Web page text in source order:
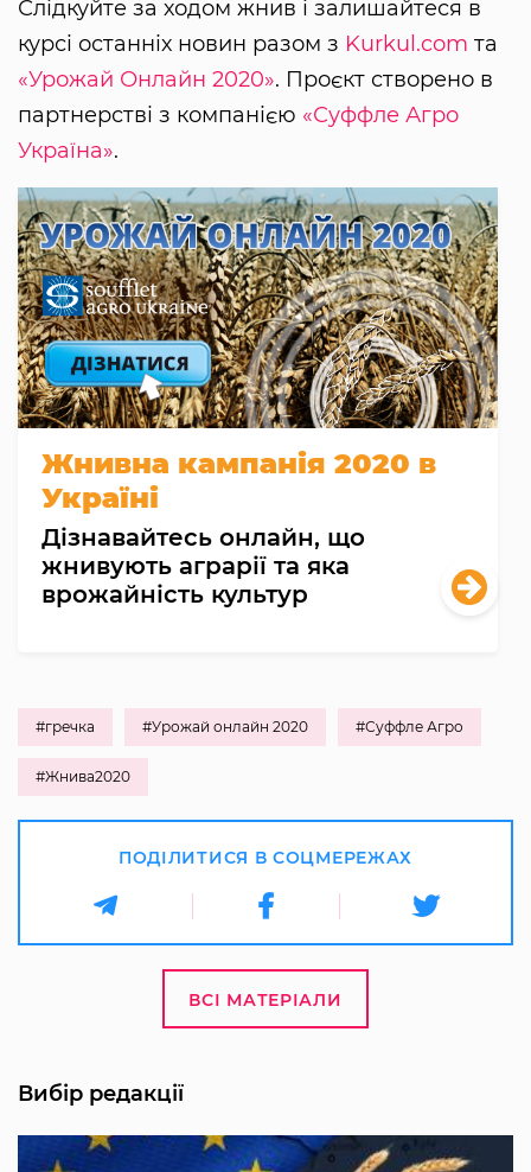
Слідкуйте за ходом жнив і залишайтеся в
курсі останніх новин разом з Kurkul.com та
«Урожай Онлайн 2020». Проєкт створено в
партнерстві з компанією «Суффле Агро
Україна».
Жнивна кампанія 2020 в
Україні
Дізнавайтесь онлайн, що
жнивують аграрії та яка
врожайність культур
#гречка #Урожай онлайн 2020 #Суффле Агро
#Жнива2020
ПОДІЛИТИСЯ В СОЦМЕРЕЖАХ
ВСІ МАТЕРІАЛИ
Вибір редакції